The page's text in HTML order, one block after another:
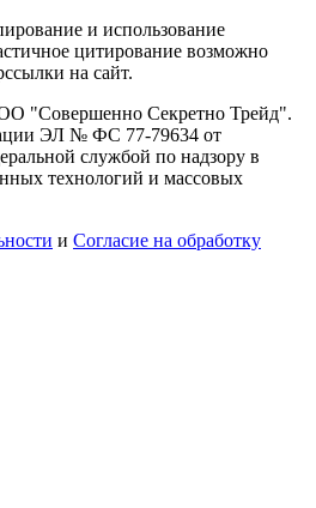
и использование
цитирование возможно
на сайт.
"Совершенно Секретно Трейд".
ЭЛ № ФС 77-79634 от
службой по надзору в
технологий и массовых
и Согласие на обработку